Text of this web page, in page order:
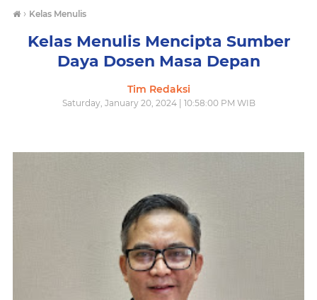
› Kelas Menulis
Kelas Menulis Mencipta Sumber
Daya Dosen Masa Depan
Tim Redaksi
Saturday, January 20, 2024 | 10:58:00 PM WIB